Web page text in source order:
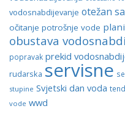
vodosnabdijevanje otežan
očitanje potrošnje vode
obustava
popravak prekid
rudarska servisne
stupine Svjetski dan voda
vode wwd